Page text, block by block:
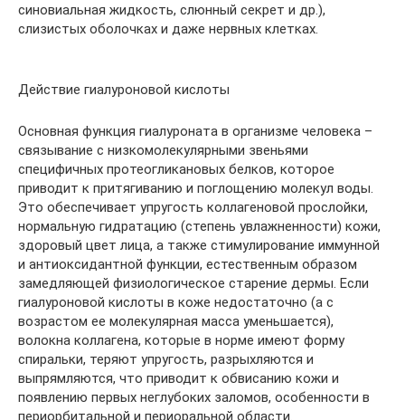
синовиальная жидкость, слюнный секрет и др.),
слизистых оболочках и даже нервных клетках.
Действие гиалуроновой кислоты
Основная функция гиалуроната в организме человека –
связывание с низкомолекулярными звеньями
специфичных протеогликановых белков, которое
приводит к притягиванию и поглощению молекул воды.
Это обеспечивает упругость коллагеновой прослойки,
нормальную гидратацию (степень увлажненности) кожи,
здоровый цвет лица, а также стимулирование иммунной
и антиоксидантной функции, естественным образом
замедляющей физиологическое старение дермы. Если
гиалуроновой кислоты в коже недостаточно (а с
возрастом ее молекулярная масса уменьшается),
волокна коллагена, которые в норме имеют форму
спиральки, теряют упругость, разрыхляются и
выпрямляются, что приводит к обвисанию кожи и
появлению первых неглубоких заломов, особенности в
периорбитальной и периоральной области.